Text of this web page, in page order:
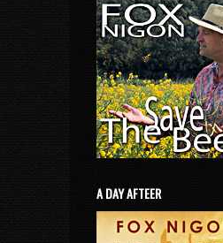
A DAY AFTEER